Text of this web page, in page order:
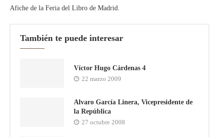
Afiche de la Feria del Libro de Madrid.
También te puede interesar
Víctor Hugo Cárdenas 4
22 marzo 2009
Alvaro García Linera, Vicepresidente de
la República
27 octubre 2008